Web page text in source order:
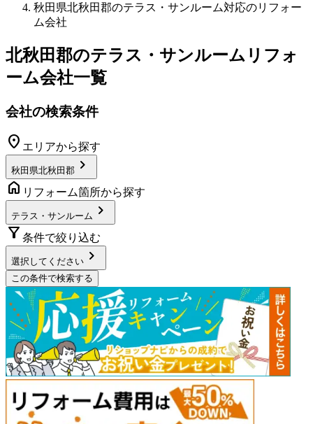
秋田県北秋田郡のテラス・サンルーム対応のリフォー
ム会社
北秋田郡のテラス・サンルームリフォ
ーム会社一覧
会社の検索条件
location_on エリアから探す
秋田県北秋田郡 chevron_right
home リフォーム箇所から探す
テラス・サンルーム chevron_right
filter_alt 条件で絞り込む
選択してください chevron_right
この条件で検索する